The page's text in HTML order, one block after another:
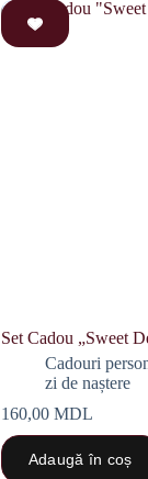
Set Cadou „Sweet
Cadouri
zi de naștere
160,00 MDL
Adaugă în coș